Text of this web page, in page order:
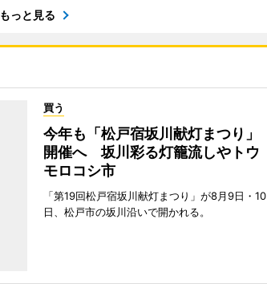
もっと見る
買う
今年も「松戸宿坂川献灯まつり」
開催へ 坂川彩る灯籠流しやトウ
モロコシ市
「第19回松戸宿坂川献灯まつり」が8月9日・10
日、松戸市の坂川沿いで開かれる。